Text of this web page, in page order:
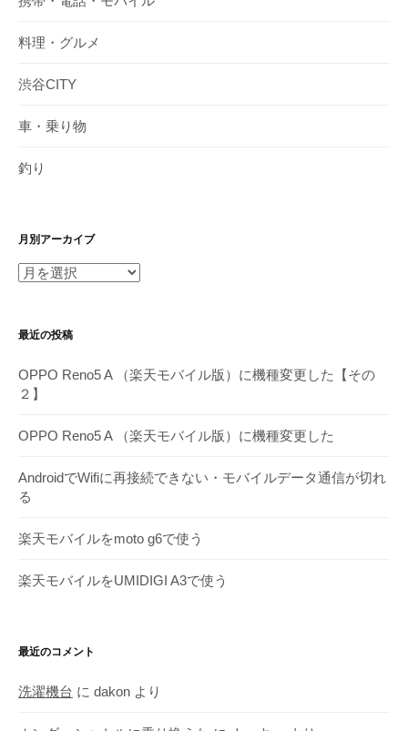
料理・グルメ
渋谷CITY
車・乗り物
釣り
月別アーカイブ
月
ー
イ
ブ
最近の投稿
OPPO Reno5 A （楽天モバイル版）に機種変更した【その
２】
OPPO Reno5 A （楽天モバイル版）に機種変更した
AndroidでWifiに再接続できない・モバイルデータ通信が切れ
る
楽天モバイルをmoto g6で使う
楽天モバイルをUMIDIGI A3で使う
最近のコメント
洗濯機台 に dakon より